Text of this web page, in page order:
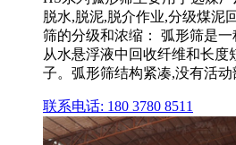
脱水,脱泥,脱介作业,分级煤泥
筛的分级和浓缩： 弧形筛是
从水悬浮液中回收纤维和长度
子。弧形筛结构紧凑,没有活动
联系电话: 180 3780 8511